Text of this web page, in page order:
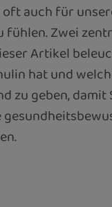
auch für
fühlen. Zwei
Artikel
hat und
geben,